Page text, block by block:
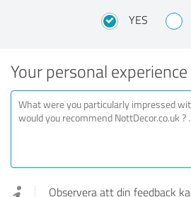
YES
Your personal experience
Observera att din feedback